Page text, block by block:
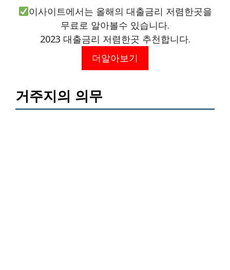
이사이트에서는 올해의 대출금리 저렴한곳을
무료로 알아볼수 있습니다.
2023 대출금리 저렴한곳 추천합니다.
더알아보기
거주지의 의무